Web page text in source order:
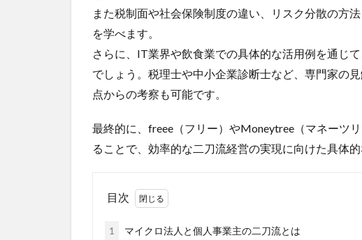
また税制面や社会保険制度の違い、リスク分散の方
を学べます。
さらに、IT業界や飲食業での具体的な活用例を通じ
でしょう。税理士や中小企業診断士など、専門家の
点からの考察も可能です。
最終的に、freee（フリー）やMoneytree（マネーツ
ることで、効率的な二刀流経営の実現に向けた具体
目次
1 マイクロ法人と個人事業主の二刀流とは